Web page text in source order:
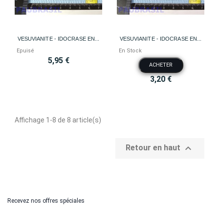
VESUVIANITE - IDOCRASE EN...
Epuisé
5,95 €
VESUVIANITE - IDOCRASE EN...
En Stock
ACHETER
3,20 €
Affichage 1-8 de 8 article(s)
Retour en haut 
Recevez nos offres spéciales